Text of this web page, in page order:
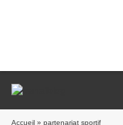
Accueil » partenariat sportif